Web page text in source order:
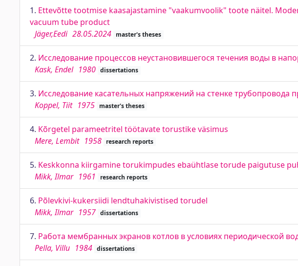
1. Ettevõtte tootmise kaasajastamine "vaakumvoolik" toote näitel.
vacuum tube product
Jäger,Eedi 28.05.2024 master's theses
2. Исследование процессов неустановившегося течения воды в
Kask, Endel 1980 dissertations
3. Исследование касательных напряжений на стенке
Koppel, Tiit 1975 master's theses
4. Kõrgetel parameetritel töötavate torustike väsimus
Mere, Lembit 1958 research reports
5. Keskkonna kiirgamine torukimpudes ebaühtlase torude paigutuse
Mikk, Ilmar 1961 research reports
6. Põlevkivi-kukersiidi lendtuhakivistised torudel
Mikk, Ilmar 1957 dissertations
7. Работа мембранных экранов котлов в условиях периодической
Pella, Villu 1984 dissertations